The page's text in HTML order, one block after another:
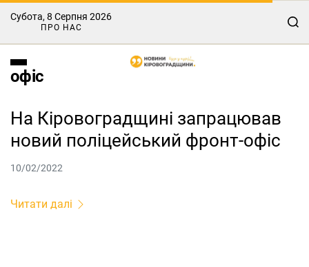
Субота, 8 Серпня 2026
ПРО НАС
офіс
На Кіровоградщині запрацював
новий поліцейський фронт-офіс
10/02/2022
Читати далі